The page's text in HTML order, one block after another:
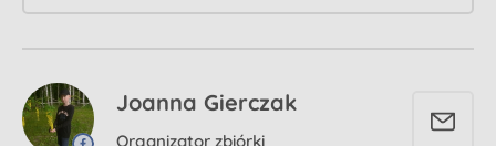
Joanna Gierczak
Organizator zbiórki